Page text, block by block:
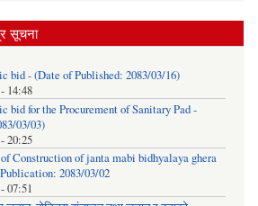
सूचना
bid - (Date of Published: 2083/03/16)
14:48
bid for the Procurement of Sanitary Pad -
03/03)
20:25
Construction of janta mabi bidhyalaya ghera
2083/03/02
07:51